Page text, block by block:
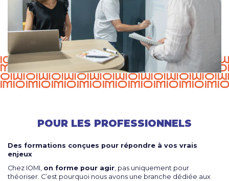
POUR LES PROFESSIONNELS
Des formations conçues pour répondre à vos vrais
enjeux
Chez IOMI, on forme pour agir, pas uniquement pour
théoriser. C’est pourquoi nous avons une branche dédiée aux